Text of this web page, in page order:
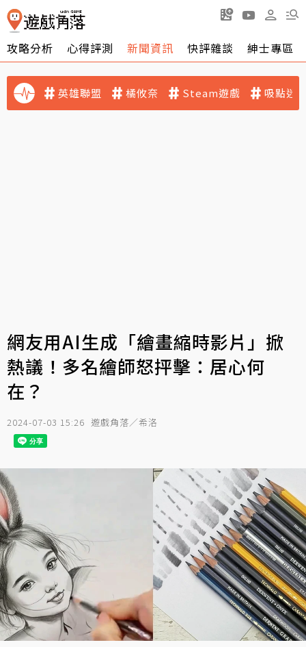
攻略分析 心得評測 新聞資訊 快評雜談 紳士專區
英雄聯盟 橘攸奈 Steam遊戲 吸點迷
網友用AI生成「繪畫縮時影片」掀
熱議！多名繪師怒抨擊：居心何
在？
2024-07-03 15:26 遊戲角落／希洛